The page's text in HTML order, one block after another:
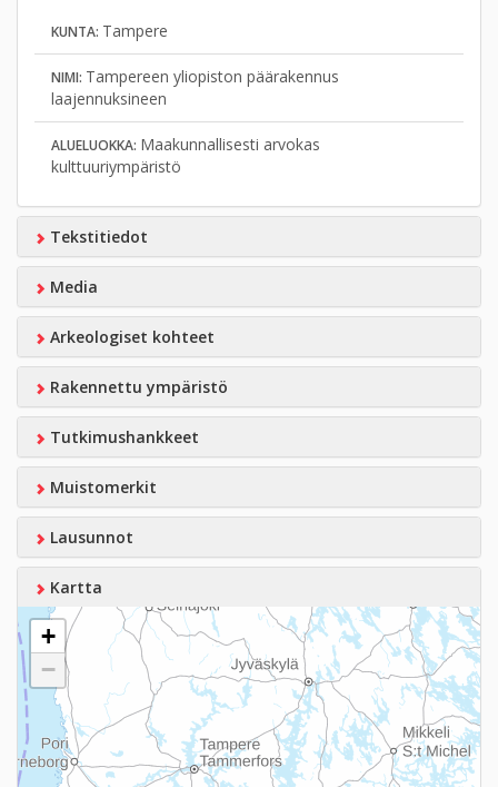
KUNTA: Tampere
NIMI: Tampereen yliopiston päärakennus
laajennuksineen
ALUELUOKKA: Maakunnallisesti arvokas
kulttuuriympäristö
Tekstitiedot
Media
Arkeologiset kohteet
Rakennettu ympäristö
Tutkimushankkeet
Muistomerkit
Lausunnot
Kartta
+
−